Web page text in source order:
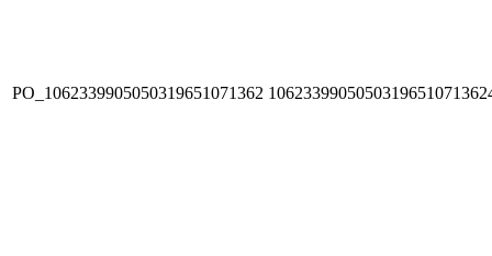
PO_1062339905050319651071362